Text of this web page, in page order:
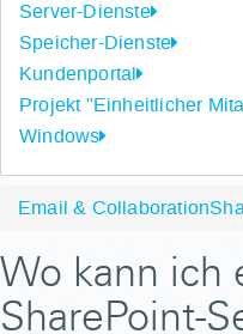
Server-Dienste
Speicher-Dienste
Kundenportal
Projekt "Einheitlicher
Windows
Email & Collaboration
Wo kann ich
SharePoint-